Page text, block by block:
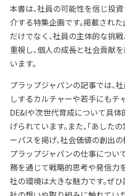
本書は、社員の可能性を信じ投資
介する特集企画です。掲載され
だけでなく、社員の主体的な挑戦
重視し、個人の成長と社会貢献
います。
プラップジャパンの記事では、
しするカルチャーや若手にもチ
DE&Iや次世代育成について具
げられています。また、「あした
ーパスを掲げ、社会価値の創出
プラップジャパンの仕事につい
務を通じて戦略的思考や発信力
社の環境は大きな魅力です。ぜ